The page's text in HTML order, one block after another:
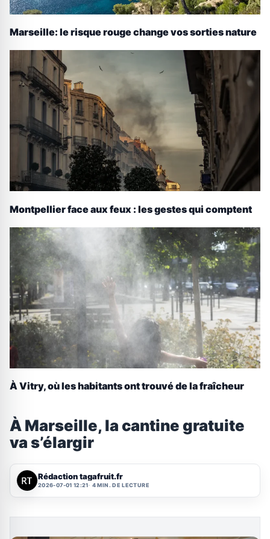
Marseille: le risque rouge change vos sorties nature
Montpellier face aux feux : les gestes qui comptent
À Vitry, où les habitants ont trouvé de la fraîcheur
À Marseille, la cantine gratuite
va s’élargir
Rédaction tagafruit.fr
2026-07-01 12:21 4 MIN. DE LECTURE